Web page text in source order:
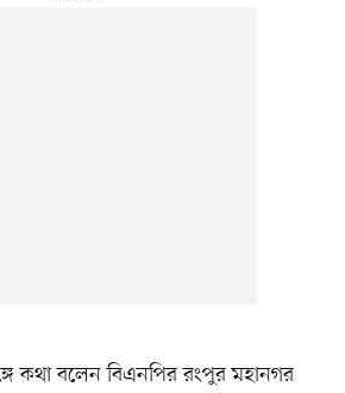
কথা বলেন বিএনপির রংপুর মহানগর